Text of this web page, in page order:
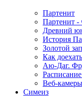
Партенит
Партенит -
Древний
История
Золотой
Как
Аю-Даг.
Веб-
Симеиз